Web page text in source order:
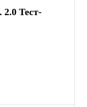
2.0 Тест-